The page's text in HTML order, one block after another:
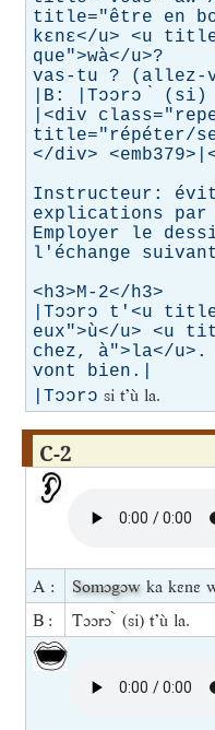
title="être en
kɛnɛ</u> <u
que">wà</u>?
vas-tu ? (allez-
|B: |Tɔɔrɔ
|<div
title="répéter/
</div>
Instructeur:
explications
Employer le
l'échange
<h3>M-2</h3>
|Tɔɔrɔ t'<u
eux">ù</u> <u
chez, à">la</
vont bien.|
|Tɔɔrɔ si t’ù la.
C-2
A : Somɔgɔwka kɛnɛ
B :
Tɔɔrɔ ̀ (si) t’ù la.